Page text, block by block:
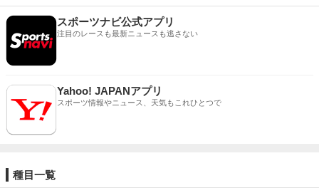
スポーツナビ公式アプリ
注目のレースも最新ニュースも逃さない
Yahoo! JAPANアプリ
スポーツ情報やニュース、天気もこれひとつで
種目一覧